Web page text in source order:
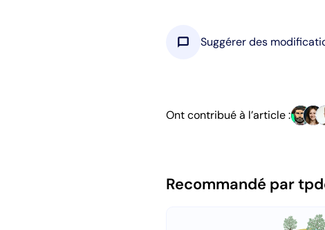
chat_bubble Suggérer des
Ont contribué à l’article :
Recommandé par